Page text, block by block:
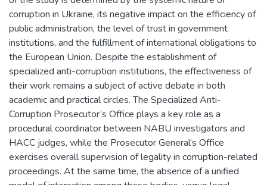
corruption in Ukraine, its negative impact on the efficiency of
public administration, the level of trust in government
institutions, and the fulfillment of international obligations to
the European Union. Despite the establishment of
specialized anti-corruption institutions, the effectiveness of
their work remains a subject of active debate in both
academic and practical circles. The Specialized Anti-
Corruption Prosecutor’s Office plays a key role as a
procedural coordinator between NABU investigators and
HACC judges, while the Prosecutor General’s Office
exercises overall supervision of legality in corruption-related
proceedings. At the same time, the absence of a unified